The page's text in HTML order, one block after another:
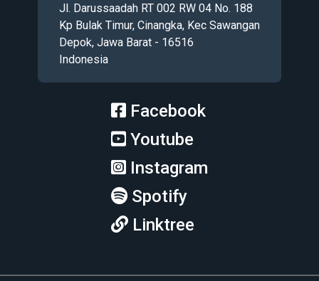
Jl. Darussaadah RT 002 RW 04 No. 188
Kp Bulak Timur, Cinangka, Kec Sawangan
Depok, Jawa Barat - 16516
Indonesia
Facebook
Youtube
Instagram
Spotify
Linktree